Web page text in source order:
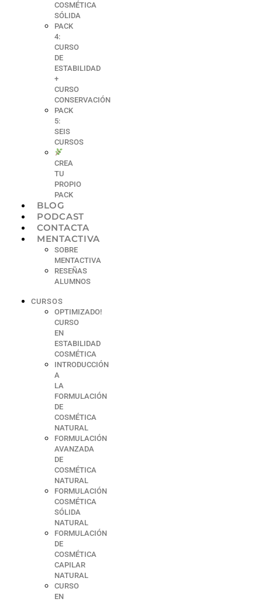
COSMÉTICA
SÓLIDA
PACK
4:
CURSO
DE
ESTABILIDAD
+
CURSO
CONSERVACIÓN
PACK
5:
SEIS
CURSOS
CREA
TU
PROPIO
PACK
BLOG
PODCAST
CONTACTA
MENTACTIVA
SOBRE
MENTACTIVA
RESEÑAS
ALUMNOS
CURSOS
OPTIMIZADO!
CURSO
EN
ESTABILIDAD
COSMÉTICA
INTRODUCCIÓN
A
LA
FORMULACIÓN
DE
COSMÉTICA
NATURAL
FORMULACIÓN
AVANZADA
DE
COSMÉTICA
NATURAL
FORMULACIÓN
COSMÉTICA
SÓLIDA
NATURAL
FORMULACIÓN
DE
COSMÉTICA
CAPILAR
NATURAL
CURSO
EN